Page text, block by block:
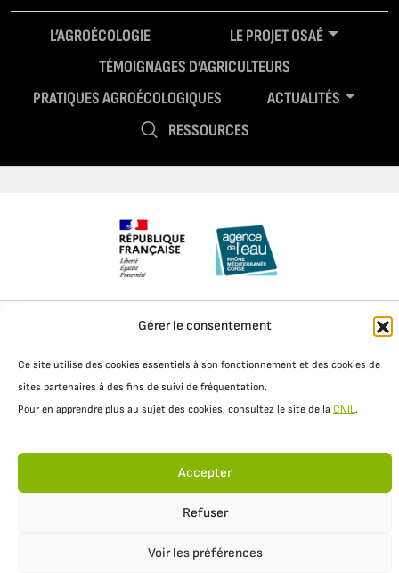
Gérer le consentement
Ce site utilise des cookies essentiels à son fonctionnement et des cookies de
sites partenaires à des fins de suivi de fréquentation.
Pour en apprendre plus au sujet des cookies, consultez le site de la CNIL.
Accepter
Refuser
Voir les préférences
L’AGROÉCOLOGIE
LE PROJET OSAÉ
TÉMOIGNAGES D’AGRICULTEURS
PRATIQUES AGROÉCOLOGIQUES
ACTUALITÉS
RESSOURCES
Mentions légales Politique de confidentialité